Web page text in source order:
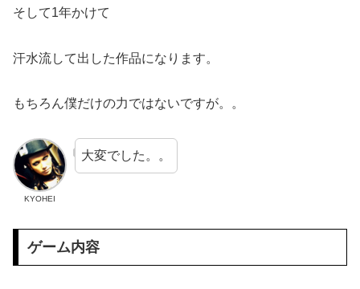
そして1年かけて
汗水流して出した作品になります。
もちろん僕だけの力ではないですが。。
KYOHEI
大変でした。。
ゲーム内容